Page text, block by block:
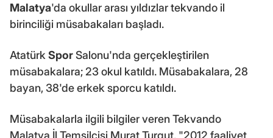
Malatya'da okullar arası yıldızlar tekvando il
birinciliği müsabakaları başladı.
Atatürk SporSalonu'nda gerçekleştirilen
müsabakalara; 23 okul katıldı. Müsabakalara, 28
bayan, 38'de erkek sporcu katıldı.
Müsabakalarla ilgili bilgiler veren Tekvando
Malatya İl Temsilcisi Murat Turgut, "2012 faaliyet